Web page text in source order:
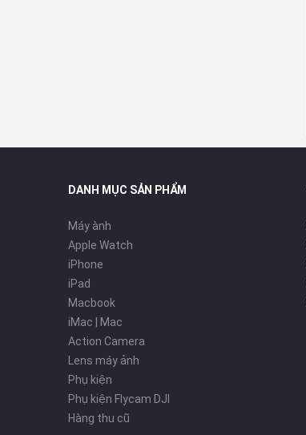
DANH MỤC SẢN PHẨM
Máy ành
Apple Watch
iPhone
iPad
Macbook
iMac | Mac
Action Camera
Lens máy ảnh
Phụ kiện
Phụ kiện Flycam DJI
Hàng thu cũ